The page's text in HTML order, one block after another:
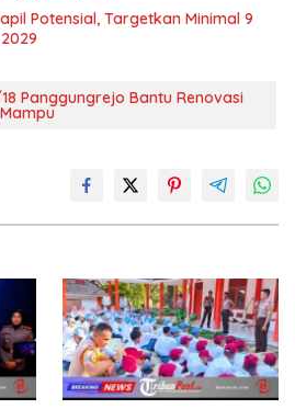
Potensial, Targetkan Minimal 9
Panggungrejo Bantu Renovasi